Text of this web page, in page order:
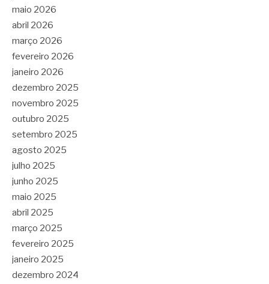
maio 2026
abril 2026
março 2026
fevereiro 2026
janeiro 2026
dezembro 2025
novembro 2025
outubro 2025
setembro 2025
agosto 2025
julho 2025
junho 2025
maio 2025
abril 2025
março 2025
fevereiro 2025
janeiro 2025
dezembro 2024